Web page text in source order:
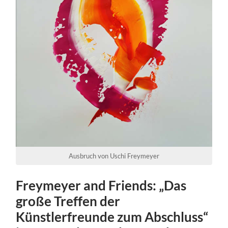
Ausbruch von Uschi Freymeyer
Freymeyer and Friends: „Das
große Treffen der
Künstlerfreunde zum Abschluss“